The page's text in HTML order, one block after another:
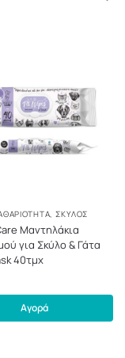
, ΣΚΎΛΟΣ
Μαντηλάκια
για Σκύλο & Γάτα
40τμχ
Αγορά